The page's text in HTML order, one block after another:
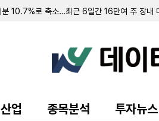
10.7%로 축소…최근 6일간 16만여 주 장내
만 달러…자금조달로 현금 2억 3210만 달러 확
달러 기록…가상자산 평가이익에 흑자 전환
만 9371주 발행
달러 기록…전년비 24% 증가
출 채권 457만 달러로 감소…대출 조건 조정액
모 선순위 전환사채 발행 완료
산업 종목분석 투자뉴스